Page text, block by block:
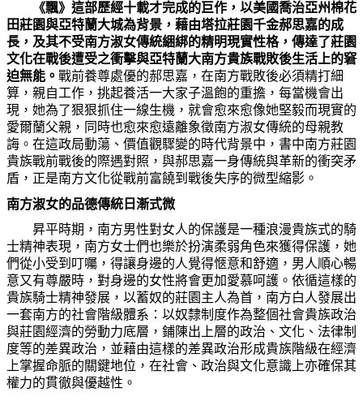
《飄》這部歷經十載才完成的巨作，以美國喬治亞州棉花
田莊園與亞特蘭大城為背景，藉由塔拉莊園千金郝思嘉的成
長，及其不受南方淑女傳統綑綁的精明現實性格，傳達了莊園
文化在戰後遭受之衝擊與亞特蘭大南方貴族戰敗後生活上的窘
迫無能。 戰前養尊處優的郝思嘉，在南方戰敗後必須精打細
算，親自工作，挑起養活一大家子溫飽的重擔，每當機會出
現，她為了狠狠抓住一線生機，就會愈來愈像她堅毅而現實的
愛爾蘭父親，同時也愈來愈遠離象徵南方淑女傳統的母親教
誨。在這政局動蕩、價值觀驟變的時代背景中，書中南方莊園
貴族戰前戰後的際遇對照，與郝思嘉一身傳統與革新的衝突矛
盾，正是南方文化從戰前富饒到戰後失序的微型縮影。
南方淑女的品德傳統日漸式微
昇平時期，南方男性對女人的保護是一種浪漫貴族式的騎
士精神表現，南方女士們也樂於扮演柔弱角色來獲得保護，她
們從小受到叮囑，得讓身邊的人覺得愜意和舒適，男人順心暢
意又有尊嚴時，對身邊的女性將會更加愛慕呵護。依循這樣的
貴族騎士精神發展，以蓄奴的莊園主人為首，南方白人發展出
一套南方的社會階級體系：以奴隸制度作為整個社會貴族政治
與莊園經濟的勞動力底層，鋪陳出上層的政治、文化、法律制
度等的差異政治，並藉由這樣的差異政治形成貴族階級在經濟
上掌握命脈的關鍵地位，在社會、政治與文化意識上亦確保其
權力的貫徹與優越性。